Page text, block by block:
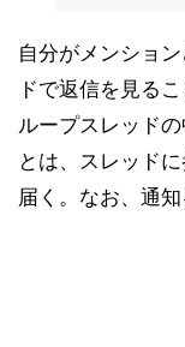
自分がメンショ
ドで返信を見る
ループスレッド
とは、スレッド
届く。なお、通